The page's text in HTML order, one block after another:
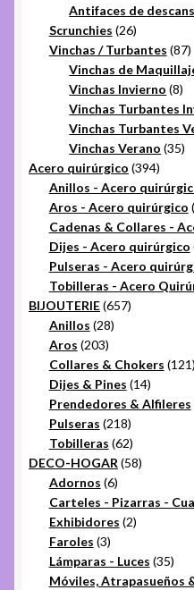
Antifaces de
Scrunchies 2626
productos
Vinchas / Turbantes 8787
Vinchas de
Vinchas Invierno 88
Vinchas Turbantes
Vinchas Turbantes
Vinchas Verano 3535
Acero quirúrgico 394394
Anillos - Acero
Aros - Acero quirúrgico
Cadenas & Collares -
Dijes - Acero quirúrgico
Pulseras - Acero
Tobilleras - Acero
BIJOUTERIE 657657
Anillos 2828
Aros 203203
productos
Collares & Chokers 121
Dijes & Pines 1414
Prendedores & Alfileres
Pulseras 218218
productos
Tobilleras 6262
productos
DECO-HOGAR 5858
Adornos 66
productos
Carteles - Pizarras -
Exhibidores 22
Faroles 33
productos
Lámparas - Luces 3535
Móviles, Atrapasueños